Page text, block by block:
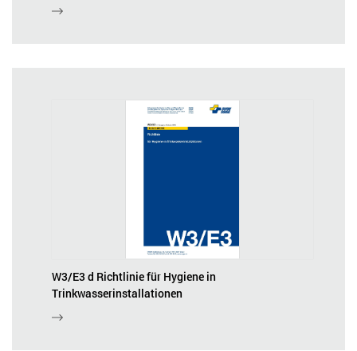
W3/E3 d Richtlinie für Hygiene in
Trinkwasserinstallationen